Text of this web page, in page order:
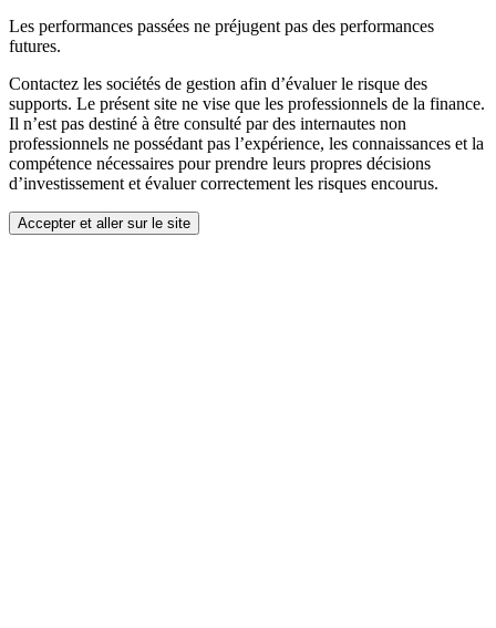
Les performances passées ne préjugent pas des performances
futures.
Contactez les sociétés de gestion afin d’évaluer le risque des
supports. Le présent site ne vise que les professionnels de la finance.
Il n’est pas destiné à être consulté par des internautes non
professionnels ne possédant pas l’expérience, les connaissances et la
compétence nécessaires pour prendre leurs propres décisions
d’investissement et évaluer correctement les risques encourus.
Accepter et aller sur le site